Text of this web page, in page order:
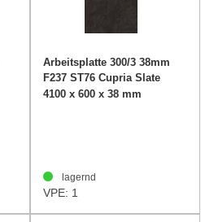
Arbeitsplatte 300/3 38mm
F237 ST76 Cupria Slate
4100 x 600 x 38 mm
lagernd
VPE: 1